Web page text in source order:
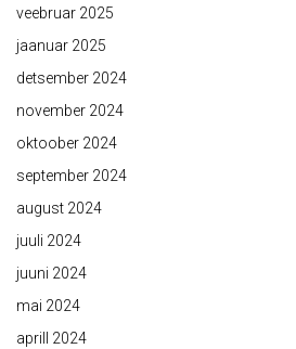
veebruar 2025
jaanuar 2025
detsember 2024
november 2024
oktoober 2024
september 2024
august 2024
juuli 2024
juuni 2024
mai 2024
aprill 2024